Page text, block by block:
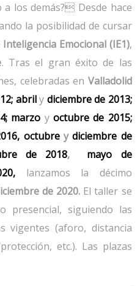
los demás? Desde hace
la posibilidad de cursar
Emocional (IE1),
. Tras el gran éxito de las
celebradas en Valladolid
abrily diciembre de 2013;
marzo y octubre de 2015;
octubre y diciembre de
de 2018,
mayo de
, lanzamos la décimo
de 2020. El taller se
presencial, siguiendo las
vigentes (aforo, distancia
etc.). Las plazas